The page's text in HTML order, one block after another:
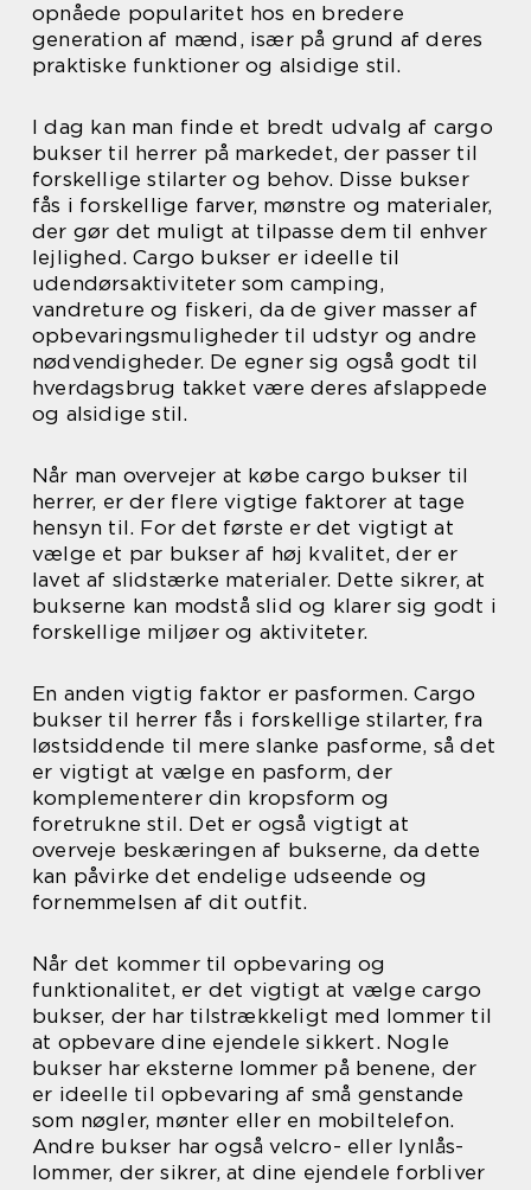
opnåede popularitet hos en bredere
generation af mænd, især på grund af deres
praktiske funktioner og alsidige stil.
I dag kan man finde et bredt udvalg af cargo
bukser til herrer på markedet, der passer til
forskellige stilarter og behov. Disse bukser
fås i forskellige farver, mønstre og materialer,
der gør det muligt at tilpasse dem til enhver
lejlighed. Cargo bukser er ideelle til
udendørsaktiviteter som camping,
vandreture og fiskeri, da de giver masser af
opbevaringsmuligheder til udstyr og andre
nødvendigheder. De egner sig også godt til
hverdagsbrug takket være deres afslappede
og alsidige stil.
Når man overvejer at købe cargo bukser til
herrer, er der flere vigtige faktorer at tage
hensyn til. For det første er det vigtigt at
vælge et par bukser af høj kvalitet, der er
lavet af slidstærke materialer. Dette sikrer, at
bukserne kan modstå slid og klarer sig godt i
forskellige miljøer og aktiviteter.
En anden vigtig faktor er pasformen. Cargo
bukser til herrer fås i forskellige stilarter, fra
løstsiddende til mere slanke pasforme, så det
er vigtigt at vælge en pasform, der
komplementerer din kropsform og
foretrukne stil. Det er også vigtigt at
overveje beskæringen af bukserne, da dette
kan påvirke det endelige udseende og
fornemmelsen af dit outfit.
Når det kommer til opbevaring og
funktionalitet, er det vigtigt at vælge cargo
bukser, der har tilstrækkeligt med lommer til
at opbevare dine ejendele sikkert. Nogle
bukser har eksterne lommer på benene, der
er ideelle til opbevaring af små genstande
som nøgler, mønter eller en mobiltelefon.
Andre bukser har også velcro- eller lynlås-
lommer, der sikrer, at dine ejendele forbliver